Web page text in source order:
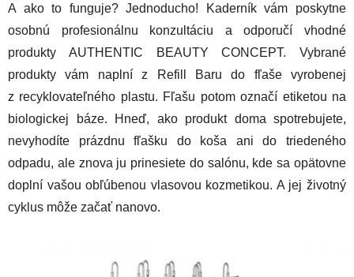
A ako to funguje? Jednoducho! Kaderník vám poskytne
osobnú profesionálnu konzultáciu a odporučí vhodné
produkty AUTHENTIC BEAUTY CONCEPT. Vybrané
produkty vám naplní z Refill Baru do fľaše vyrobenej
z recyklovateľného plastu. Fľašu potom označí etiketou na
biologickej báze. Hneď, ako produkt doma spotrebujete,
nevyhodíte prázdnu fľašku do koša ani do triedeného
odpadu, ale znova ju prinesiete do salónu, kde sa opätovne
doplní vašou obľúbenou vlasovou kozmetikou. A jej životný
cyklus môže začať nanovo.